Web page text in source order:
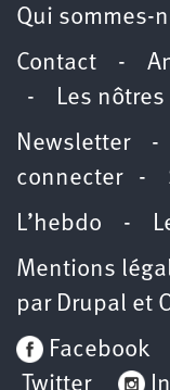
Qui sommes-
Contact -
- Les nôtres
Newsletter-
connecter-
L’hebdo -
Mentions
par Drupal et
Facebook
Twitter